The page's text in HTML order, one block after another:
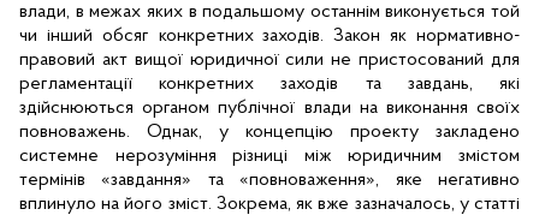
влади, в межах яких в подальшому останнім виконується той
чи інший обсяг конкретних заходів. Закон як нормативно-
правовий акт вищої юридичної сили не пристосований для
регламентації конкретних заходів та завдань, які
здійснюються органом публічної влади на виконання своїх
повноважень. Однак, у концепцію проекту закладено
системне нерозуміння різниці між юридичним змістом
термінів «завдання» та «повноваження», яке негативно
вплинуло на його зміст. Зокрема, як вже зазначалось, у статті